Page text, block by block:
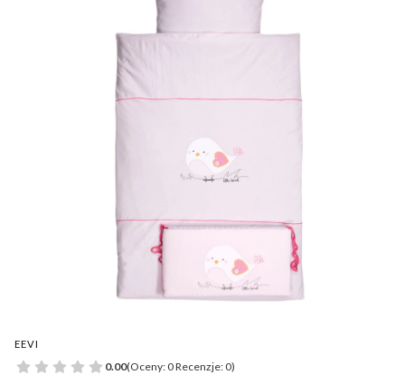
EEVI
0.00(Oceny: 0 Recenzje: 0)